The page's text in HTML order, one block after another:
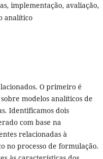
implementação, avaliação,
analítico
O primeiro é
modelos analíticos de
Identificamos dois
com base na
relacionadas à
no processo de formulação.